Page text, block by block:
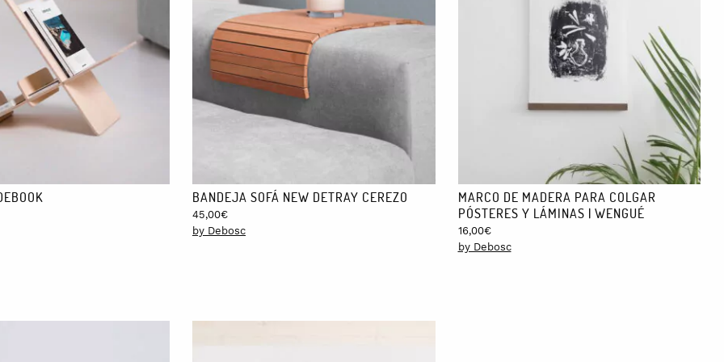
con certificado FSC.
con la tecnología.
con diferentes acabados y barnizadas con barniz al agua.
calidad. Si lo cuidas, te durará toda la vida.
con el tiempo, puedes recuperar el color original frotando la superficie de madera con un papel de lija de grano 240.
BANDEJA SOFÁ NEW DETRAY CEREZO
45,00€
by Debosc
MARCO DE MADERA PARA COLGAR
PÓSTERES Y LÁMINAS | WENGUÉ
16,00€
by Debosc